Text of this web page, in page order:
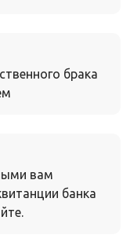
брака
вам
банка